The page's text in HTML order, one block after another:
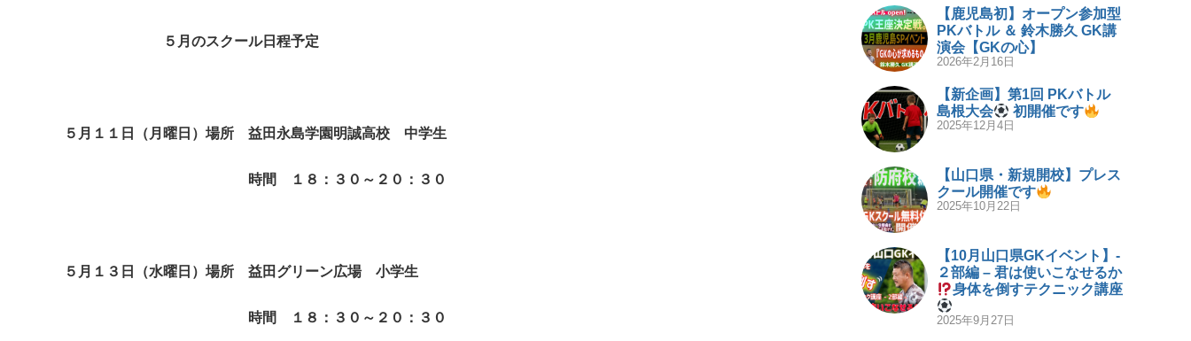
５月のスクール日程予定
５月１１日（月曜日）場所 益田永島学園明誠高校 中学生
時間 １８：３０～２０：３０
５月１３日（水曜日）場所 益田グリーン広場 小学生
時間 １８：３０～２０：３０
【鹿児島初】オープン参加型
PKバトル ＆ 鈴木勝久 GK講
演会【GKの心】
2026年2月16日
【新企画】第1回 PKバトル
島根大会
初開催です
2025年12月4日
【山口県・新規開校】プレス
クール開催です
2025年10月22日
【10月山口県GKイベント】-
２部編 – 君は使いこなせるか
身体を倒すテクニック講座
2025年9月27日